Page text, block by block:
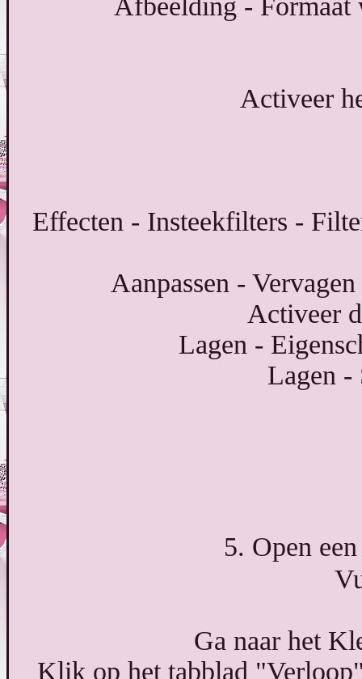
Afbeelding - Formaat
Activeer
Effecten - Insteekfilters -
Aanpassen -
Activeer
Lagen -
Lagen -
5. Open
Ga naar het
Klik op het tabblad